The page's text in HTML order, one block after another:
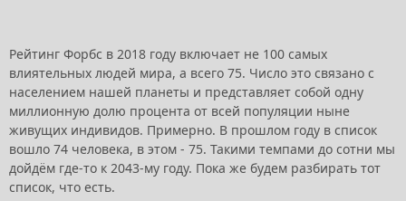
Рейтинг Форбс в 2018 году включает не 100 самых
влиятельных людей мира, а всего 75. Число это связано с
населением нашей планеты и представляет собой одну
миллионную долю процента от всей популяции ныне
живущих индивидов. Примерно. В прошлом году в список
вошло 74 человека, в этом - 75. Такими темпами до сотни мы
дойдём где-то к 2043-му году. Пока же будем разбирать тот
список, что есть.